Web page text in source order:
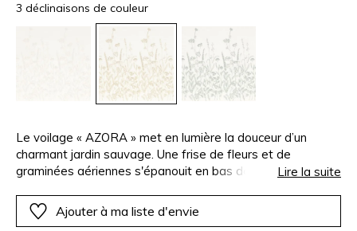
3 déclinaisons de couleur
Le voilage « AZORA » met en lumière la douceur d’un
charmant jardin sauvage. Une frise de fleurs et de
graminées aériennes s'épanouit en bas de l’étoffe, brodée
bucolique, empreint de légèreté et de fraîcheur naturelle.
Le haut du voilage, blanc uni et épuré, magnifie sa très
Lire la suite
Ajouter à ma liste d'envie